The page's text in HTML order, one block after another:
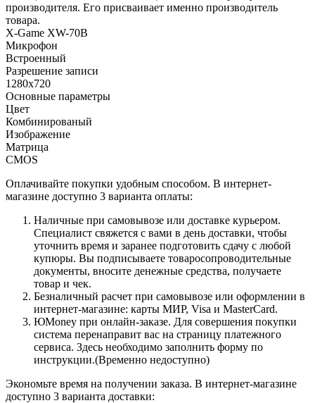
производителя. Его присваивает именно производитель
товара.
X-Game XW-70B
Микрофон
Встроенный
Разрешение записи
1280x720
Основные параметры
Цвет
Комбинированый
Изображение
Матрица
CMOS
Оплачивайте покупки удобным способом. В интернет-
магазине доступно 3 варианта оплаты:
Наличные при самовывозе или доставке курьером.
Специалист свяжется с вами в день доставки, чтобы
уточнить время и заранее подготовить сдачу с любой
купюры. Вы подписываете товаросопроводительные
документы, вносите денежные средства, получаете
товар и чек.
Безналичный расчет при самовывозе или оформлении в
интернет-магазине: карты МИР, Visa и MasterCard.
ЮMoney при онлайн-заказе. Для совершения покупки
система перенаправит вас на страницу платежного
сервиса. Здесь необходимо заполнить форму по
инструкции.(Временно недоступно)
Экономьте время на получении заказа. В интернет-магазине
доступно 3 варианта доставки: